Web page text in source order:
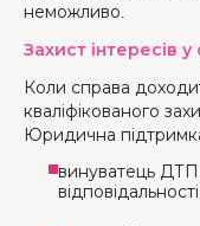
неможливо.
Захист інтересів у
Коли справа
кваліфікованого
Юридична
винуватець ДТП